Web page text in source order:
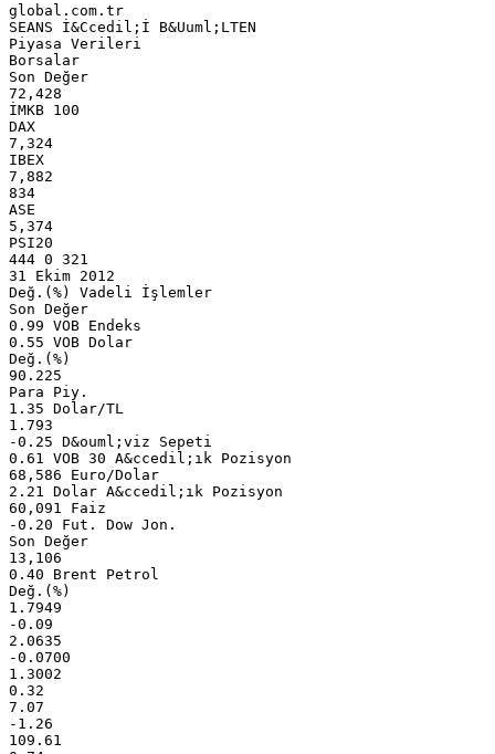
global.com.tr
SEANS İ&Ccedil;İ B&Uuml;LTEN
Piyasa Verileri
Borsalar
Son Değer
72,428
İMKB 100
DAX
7,324
IBEX
7,882
834
ASE
5,374
PSI20
444 0 321
31 Ekim 2012
Değ.(%) Vadeli İşlemler
Son Değer
0.99 VOB Endeks
0.55 VOB Dolar
Değ.(%)
90.225
Para Piy.
1.35 Dolar/TL
1.793
-0.25 D&ouml;viz Sepeti
0.61 VOB 30 A&ccedil;ık Pozisyon
68,586 Euro/Dolar
2.21 Dolar A&ccedil;ık Pozisyon
60,091 Faiz
-0.20 Fut. Dow Jon.
Son Değer
13,106
0.40 Brent Petrol
Değ.(%)
1.7949
-0.09
2.0635
-0.0700
1.3002
0.32
7.07
-1.26
109.61